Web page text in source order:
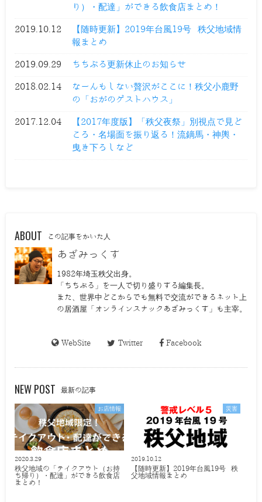
り）・配達」ができる飲食店まとめ！
2019.10.12
【随時更新】2019年台風19号 秩父地域情
報まとめ
2019.09.29 ちちぶる更新休止のお知らせ
2018.02.14
なーんもしない贅沢がここに！秩父小鹿野
の「おがのゲストハウス」
2017.12.04
【2017年度版】「秩父夜祭」別視点で見ど
ころ・名場面を振り返る！流鏑馬・神輿・
曳き下ろしなど
ABOUT この記事をかいた人
あざみっくす
1982年埼玉秩父出身。
「ちちぶる」を一人で切り盛りする編集長。
また、世界中どこからでも無料で交流ができるネット上
の居酒屋「オンラインスナックあざみっくす」も主宰。
WebSite Twitter Facebook
NEW POST 最新の記事
お店情報
2020.3.29
秩父地域の「テイクアウト（お持
ち帰り）・配達」ができる飲食店
まとめ！
災害
2019.10.12
【随時更新】2019年台風19号 秩
父地域情報まとめ